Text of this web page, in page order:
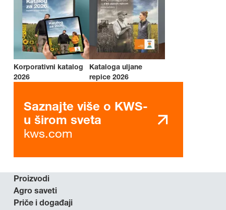
Korporativni katalog
2026
Kataloga uljane
repice 2026
Saznajte više o KWS-
u širom sveta
kws.com
Proizvodi
Agro saveti
Priče i događaji